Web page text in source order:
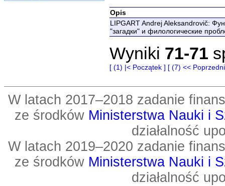
Opis
LIPGART Andrej Aleksandrovič:
"загадки" и филологические
Wyniki 71-71
[ (1) |< Początek ] [ (7) <<
W latach 2017–2018 zadanie
ze środków Ministerstwa Nauki i
działalność
W latach 2019–2020 zadanie
ze środków Ministerstwa Nauki i
działalność